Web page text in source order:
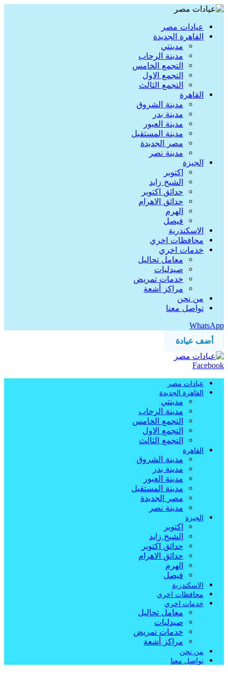
عيادات مصر
القاهرة الجديدة
مدينتي
مدينة الرحاب
التجمع الخامس
التجمع الاول
التجمع الثالث
القاهرة
مدينة الشروق
مدينة بدر
مدينة العبور
مدينة المستقبل
مصر الجديدة
مدينة نصر
الجيزة
اكتوبر
الشيخ زايد
حدائق اكتوبر
حدائق الاهرام
الهرم
فيصل
الاسكندرية
محافظات اخري
خدمات اخري
معامل تحاليل
صيدليات
خدمات تمريض
مراكز أشعة
من نحن
تواصل معنا
WhatsApp
أضف عيادة
Facebook
عيادات مصر
القاهرة الجديدة
مدينتي
مدينة الرحاب
التجمع الخامس
التجمع الاول
التجمع الثالث
القاهرة
مدينة الشروق
مدينة بدر
مدينة العبور
مدينة المستقبل
مصر الجديدة
مدينة نصر
الجيزة
اكتوبر
الشيخ زايد
حدائق اكتوبر
حدائق الاهرام
الهرم
فيصل
الاسكندرية
محافظات اخري
خدمات اخري
معامل تحاليل
صيدليات
خدمات تمريض
مراكز أشعة
من نحن
تواصل معنا